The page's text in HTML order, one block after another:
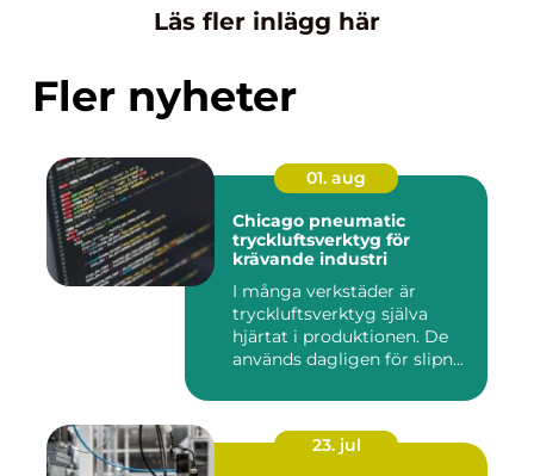
Läs fler inlägg här
Fler nyheter
01. aug
Chicago pneumatic
tryckluftsverktyg för
krävande industri
I många verkstäder är
tryckluftsverktyg själva
hjärtat i produktionen. De
används dagligen för slipn...
23. jul